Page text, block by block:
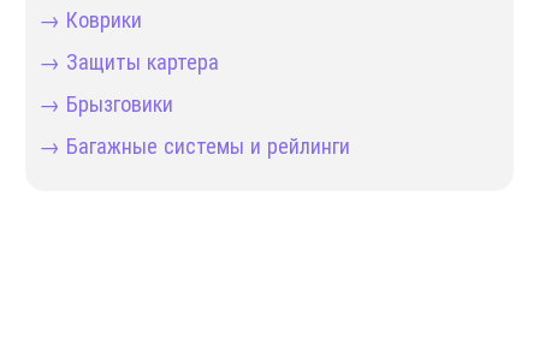
→ Коврики
→ Защиты картера
→ Брызговики
→ Багажные системы и рейлинги